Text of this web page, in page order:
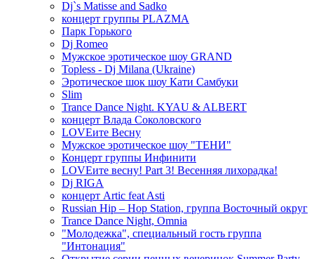
Dj`s Matisse and Sadko
концерт группы PLAZMA
Парк Горького
Dj Romeo
Мужское эротическое шоу GRAND
Topless - Dj Milana (Ukraine)
Эротическое шок шоу Кати Самбуки
Slim
Trance Dance Night. KYAU & ALBERT
концерт Влада Соколовского
LOVEите Весну
Мужское эротическое шоу "ТЕНИ"
Концерт группы Инфинити
LOVEите весну! Part 3! Весенняя лихорадка!
Dj RIGA
концерт Artic feat Asti
Russian Hip – Hop Station, группа Восточный округ
Trance Dance Night, Omnia
"Молодежка", специальный гость группа
"Интонация"